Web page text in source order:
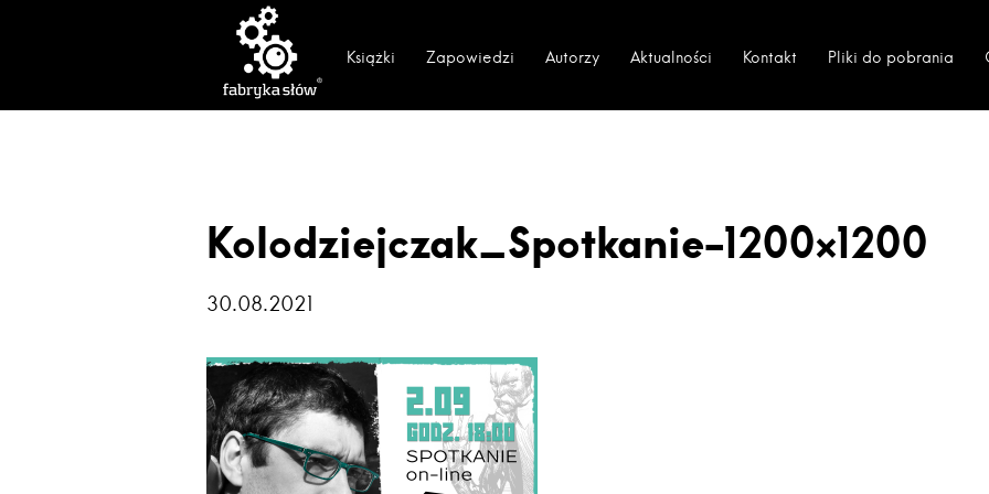
Książki Zapowiedzi Autorzy Aktualności Kontakt Pliki do pobrania
Kolodziejczak_Spotkanie-1200×1200
30.08.2021